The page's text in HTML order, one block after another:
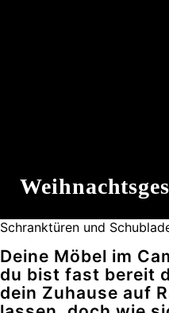
Schranktüren und
Deine Möbel im
du bist fast bereit
dein Zuhause auf